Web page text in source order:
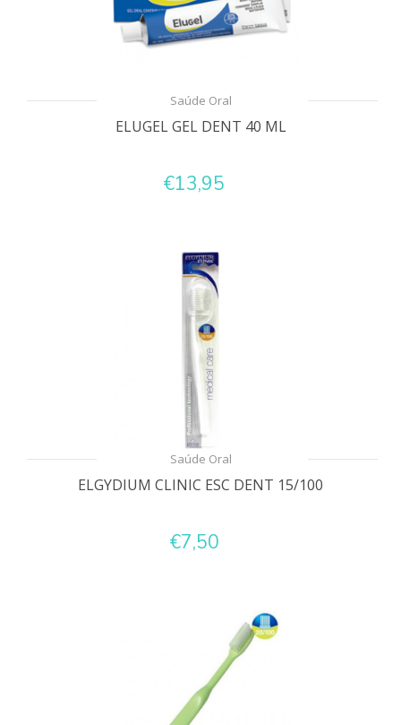
Saúde Oral
ELUGEL GEL DENT 40 ML
€13,95
Saúde Oral
ELGYDIUM CLINIC ESC DENT 15/100
€7,50